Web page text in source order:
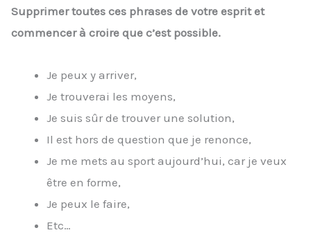
Supprimer toutes ces phrases de votre esprit et
commencer à croire que c’est possible.
Je peux y arriver,
Je trouverai les moyens,
Je suis sûr de trouver une solution,
Il est hors de question que je renonce,
Je me mets au sport aujourd’hui, car je veux
être en forme,
Je peux le faire,
Etc…